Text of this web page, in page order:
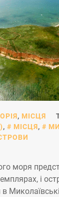
, МІСЦЯ
, МІСЦЯ,
моря
і